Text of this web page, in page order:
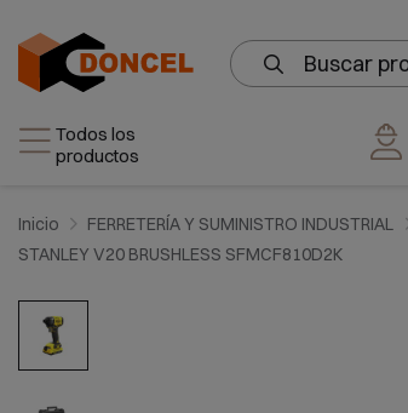
Todos los
productos
Inicio FERRETERÍA Y SUMINISTRO INDUSTRIAL
STANLEY V20 BRUSHLESS SFMCF810D2K